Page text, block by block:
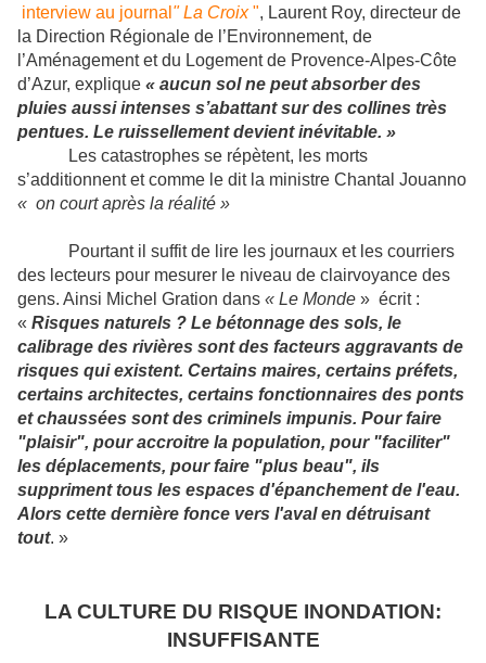
interview au journal " La Croix", Laurent Roy, directeur de
la Direction Régionale de l’Environnement, de
l’Aménagement et du Logement de Provence-Alpes-Côte
d’Azur, explique « aucun sol ne peut absorber des
pluies aussi intenses s’abattant sur des collines très
pentues. Le ruissellement devient inévitable. »
Les catastrophes se répètent, les morts
s’additionnent et comme le dit la ministre Chantal Jouanno
« on court après la réalité »
Pourtant il suffit de lire les journaux et les courriers
des lecteurs pour mesurer le niveau de clairvoyance des
gens. Ainsi Michel Gration dans « Le Monde » écrit :
« Risques naturels ? Le bétonnage des sols, le
calibrage des rivières sont des facteurs aggravants de
risques qui existent. Certains maires, certains préfets,
certains architectes, certains fonctionnaires des ponts
et chaussées sont des criminels impunis. Pour faire
"plaisir", pour accroitre la population, pour "faciliter"
les déplacements, pour faire "plus beau", ils
suppriment tous les espaces d'épanchement de l'eau.
Alors cette dernière fonce vers l'aval en détruisant
tout. »
LA CULTURE DU RISQUE INONDATION:
INSUFFISANTE